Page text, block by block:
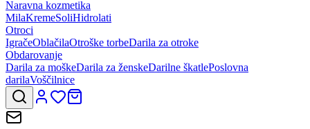
Naravna kozmetika
MilaKremeSoliHidrolati
Otroci
IgračeOblačilaOtroške torbeDarila za otroke
Obdarovanje
Darila za moškeDarila za ženskeDarilne škatlePoslovna
darilaVoščilnice